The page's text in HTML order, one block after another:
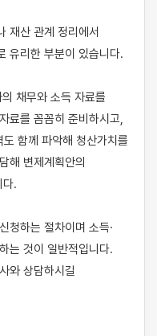
재산 관계 정리에서
유리한 부분이 있습니다.
채무와 소득 자료를
료를 꼼꼼히 준비하시고,
함께 파악해 청산가치를
해 변제계획안의
다.
청하는 절차이며 소득·
는 것이 일반적입니다.
와 상담하시길